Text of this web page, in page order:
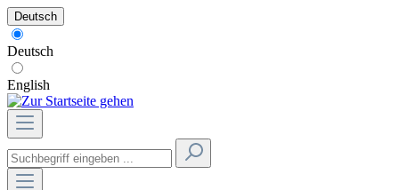
Deutsch
Deutsch
English